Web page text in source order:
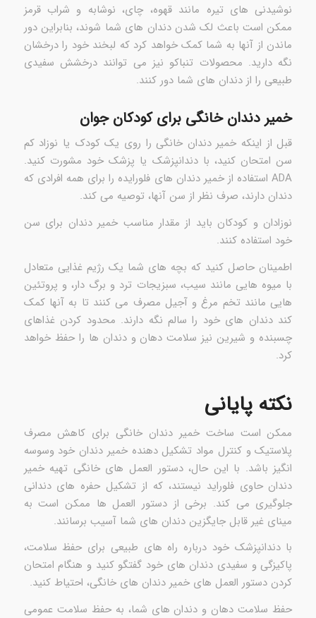
نوشیدنی های تیره مانند قهوه، چای، نوشابه و شراب قرمز
ممکن است باعث لک شدن دندان های شما شوند، بنابراین دور
ماندن از آنها به شما کمک خواهد کرد که لبخند خود را درخشان
نگه دارید. محصولات تنباکو نیز می توانند درخشش سفیدی
طبیعی را از دندان های شما دور کنند.
خمیر دندان خانگی برای کودکان جوان
قبل از اینکه خمیر دندان خانگی را روی یک کودک یا نوزاد کم
سن امتحان کنید، با دندانپزشک یا پزشک خود مشورت کنید.
ADA استفاده از خمیر دندان های فلورایده را برای همه افرادی که
دندان دارند، صرف نظر از سن آنها، توصیه می کند.
نوزادان و کودکان باید از مقدار مناسب خمیر دندان برای سن
خود استفاده کنند.
اطمینان حاصل کنید که بچه های شما یک رژیم غذایی متعادل
با میوه هایی مانند سیب، سبزیجات ترد و برگ دار، و پروتئین
هایی مانند تخم مرغ و آجیل مصرف می کنند تا به آنها کمک
کند دندان های خود را سالم نگه دارند. محدود کردن غذاهای
چسبنده و شیرین نیز سلامت دهان و دندان ها را حفظ خواهد
کرد.
نکته پایانی
ممکن است ساخت خمیر دندان خانگی برای کاهش مصرف
پلاستیک و کنترل مواد تشکیل دهنده خمیر دندان خود وسوسه
انگیز باشد. با این حال، دستور العمل های خانگی تهیه خمیر
دندان حاوی فلوراید نیستند، که از تشکیل حفره های دندانی
جلوگیری می کند. برخی از دستور العمل ها ممکن است به
مینای غیر قابل جایگزین دندان های شما آسیب برسانند.
با دندانپزشک خود درباره راه های طبیعی برای حفظ سلامت،
پاکیزگی و سفیدی دندان های خود گفتگو کنید و هنگام امتحان
کردن دستور العمل های خمیر دندان های خانگی، احتیاط کنید.
حفظ سلامت دهان و دندان های شما، به حفظ سلامت عمومی